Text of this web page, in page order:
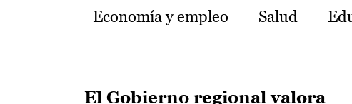
Temas
Economía y empleo Salud
El Gobierno regional valora